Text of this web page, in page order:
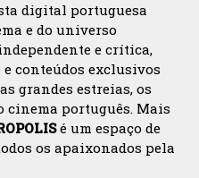
digital portuguesa
e do universo
e crítica,
conteúdos exclusivos
grandes estreias, os
português. Mais
é um espaço de
os apaixonados pela